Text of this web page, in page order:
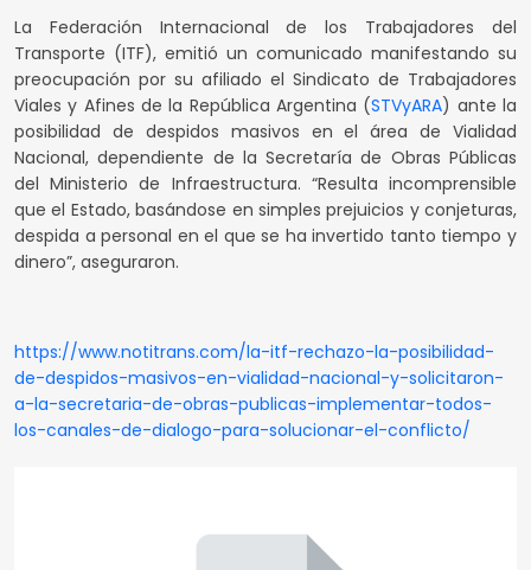
La Federación Internacional de los Trabajadores del
Transporte (ITF), emitió un comunicado manifestando su
preocupación por su afiliado el Sindicato de Trabajadores
Viales y Afines de la República Argentina (STVyARA) ante la
posibilidad de despidos masivos en el área de Vialidad
Nacional, dependiente de la Secretaría de Obras Públicas
del Ministerio de Infraestructura. “Resulta incomprensible
que el Estado, basándose en simples prejuicios y conjeturas,
despida a personal en el que se ha invertido tanto tiempo y
dinero”, aseguraron.
https://www.notitrans.com/la-itf-rechazo-la-posibilidad-
de-despidos-masivos-en-vialidad-nacional-y-solicitaron-
a-la-secretaria-de-obras-publicas-implementar-todos-
los-canales-de-dialogo-para-solucionar-el-conflicto/